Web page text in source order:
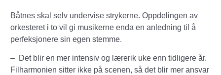
Båtnes skal selv undervise strykerne. Oppdelingen av
orkesteret i to vil gi musikerne enda en anledning til å
perfeksjonere sin egen stemme.
– Det blir en mer intensiv og lærerik uke enn tidligere år.
Filharmonien sitter ikke på scenen, så det blir mer ansvar